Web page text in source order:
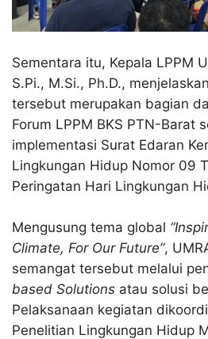
Sementara itu, Kepala LPPM
S.Pi., M.Si., Ph.D.,
tersebut merupakan bagian
Forum LPPM BKS PTN-Barat
implementasi Surat Edaran
Lingkungan Hidup Nomor 09
Peringatan Hari Lingkungan
Mengusung tema global
Climate, For Our Future”,
semangat tersebut melalui
based Solutions atau solusi
Pelaksanaan kegiatan
Penelitian Lingkungan Hidup